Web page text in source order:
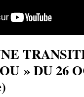
» DU 26